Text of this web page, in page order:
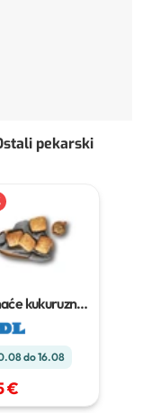
pekarski
kukuruzno
sa
80 g
do 16.08
€